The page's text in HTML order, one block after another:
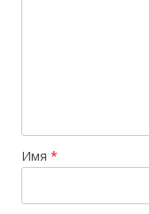
Имя *